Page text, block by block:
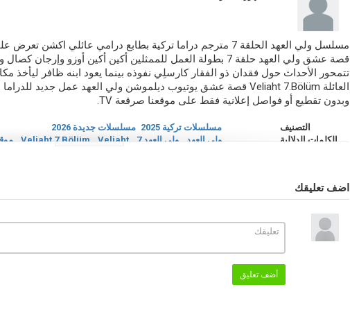
تتمحور الأحداث حول فقدان ذو الفقار كارسلِي نفوذه بينما يعود ابنه ظافر ليأخذ
وبدون تقطيع أو فواصل إعلانية فقط على موقعنا صرقعة TV.
التصنيف مسلسلات تركية 2025
مسلسلات جديدة 2026
الكلمات الدلالية
ولي العهد ولي العهد 7 Veliaht 7.Bölüm Veliaht
اضف تعليقك
أضف تعليق